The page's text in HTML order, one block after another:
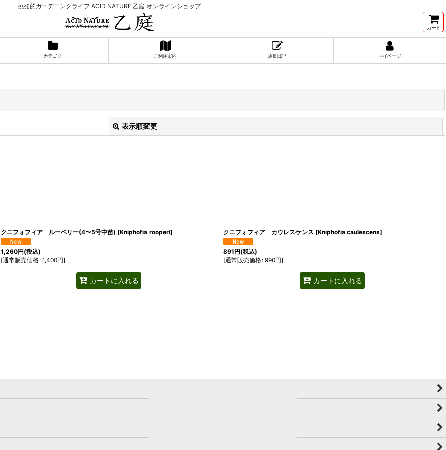
挑発的ガーデニングライフ ACID NATURE 乙庭 オンラインショップ
カート
カテゴリ ご利用案内 店長日記 マイページ
表示順変更
クニフォフィア ルーペリー(4〜5号中苗) [Kniphofia rooperi]
1,260円(税込)
[通常販売価格: 1,400円]
カートに入れる
クニフォフィア カウレスケンス [Kniphofia caulescens]
891円(税込)
[通常販売価格: 990円]
カートに入れる